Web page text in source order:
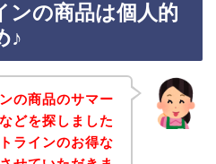
ンの商品は個人的
♪
の商品のサマー
どを探しました
ラインのお得な